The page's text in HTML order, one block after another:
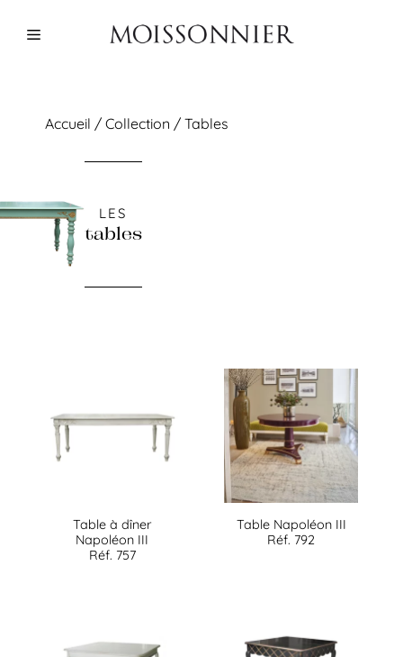
Menu
Accueil / Collection / Tables
tables
Table à dîner
Napoléon III
Réf. 757
Table Napoléon III
Réf. 792